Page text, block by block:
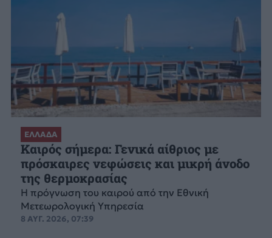
ΕΛΛΑΔΑ
Καιρός σήμερα: Γενικά αίθριος με
πρόσκαιρες νεφώσεις και μικρή άνοδο
της θερμοκρασίας
Η πρόγνωση του καιρού από την Εθνική
Μετεωρολογική Υπηρεσία
8 ΑΥΓ. 2026, 07:39